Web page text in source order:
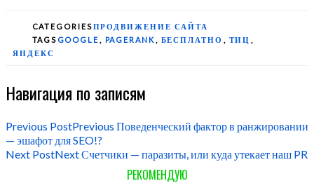
CATEGORIESПРОДВИЖЕНИЕ САЙТА
TAGS GOOGLE , PAGERANK , БЕСПЛАТНО , ТИЦ ,
ЯНДЕКС
Навигация по записям
Previous PostPrevious Поведенческий фактор в ранжировании
— эшафот для SEO!?
Next PostNextСчетчики — паразиты, или куда утекает наш PR
РЕКОМЕНДУЮ